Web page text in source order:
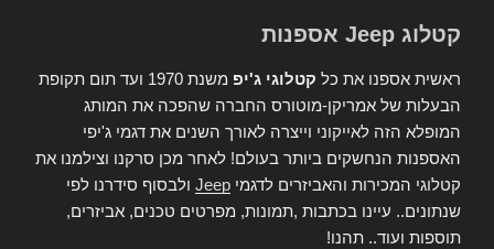
קטלוג Jeep אספנות
ראשית אספנו את כל קטלוגי ג'יפ
משנת 1970 ועד תום תקופת
הבעלות של אמריקן-מוטורס החברה שהפכה את המותג
המופלא הזה לאייקוני וייצרה לאורך השנים את דגמי ג'יפי
האספנות הנחשקים ביותר בעולם! לאחר מכן סרקנו וצילמנו את
קטלוגי המכירות והאביזרים לדגמי Jeep ולבסוף סידרנו לפי
שנתונים.. עיינו בכתבות ,תמונות, מפרטים טכנים, אביזרים,
תוספות ועוד.. תהנו!